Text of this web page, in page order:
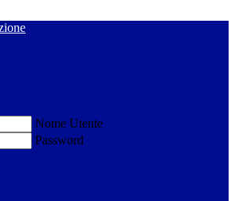
Nome Utente
Password